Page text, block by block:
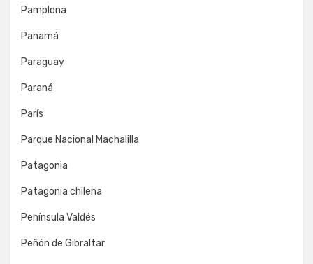
Pamplona
Panamá
Paraguay
Paraná
París
Parque Nacional Machalilla
Patagonia
Patagonia chilena
Península Valdés
Peñón de Gibraltar